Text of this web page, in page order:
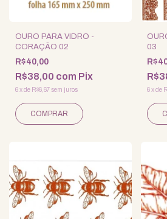
OURO PARA VIDRO -
CORAÇÃO 02
R$40,00
R$38,00 com Pix
6xde R$6,67sem juros
03
6 xde